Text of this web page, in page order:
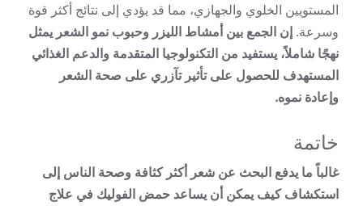
المستويين الخلوي والجهازي، مما قد يؤدي إلى نتائج أكثر قوة
وسرعة. إن الجمع بين أمشاط الليزر وحبوب نمو الشعر يمثل
نهجًا شاملاً، يستفيد من التكنولوجيا المتقدمة والدعم الغذائي
المستهدف للحصول على تأثير تآزري على صحة الشعر
وإعادة نموه.
خاتمة
غالباً ما يدفع البحث عن شعر أكثر كثافة وصحة الناس إلى
استكشاف كيف يمكن أن يساعد حمض الفوليك في علاج